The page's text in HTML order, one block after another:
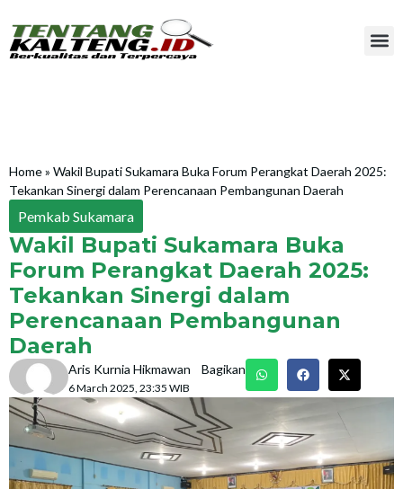
Home» Wakil Bupati Sukamara Buka Forum Perangkat Daerah 2025:
Tekankan Sinergi dalam Perencanaan Pembangunan Daerah
Pemkab Sukamara
Wakil Bupati Sukamara Buka
Forum Perangkat Daerah 2025:
Tekankan Sinergi dalam
Perencanaan Pembangunan
Daerah
Aris Kurnia Hikmawan
6 March 2025, 23:35 WIB
Bagikan